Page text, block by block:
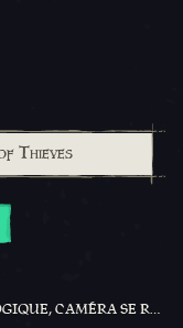
FLOTTER À LA SURFACE AUTOMATIQUEMENT